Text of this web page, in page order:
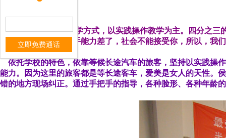
最爱学校独特的教学方式，以实践操作教学为主。四分之
个社会很现实，动手能力差了，社会不能接受你，所以，
迎。
依托学校的特色，依靠等候长途汽车的旅客，坚持以实践操
能力。因为这里的旅客都是等长途客车，爱美是女人的天性。
错的地方现场纠正。通过手把手的指导，各种脸形、各种年龄
立即免费通话